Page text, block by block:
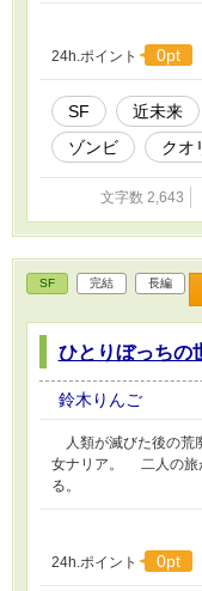
24h.ポイント 0pt
SF 近未来
ゾンビ
クオ
文字数 2,643
SF 完結 長編
ひとりぼっちの
鈴木りんご
人類が滅びた後の荒
女ナリア。 二人の旅
る。
24h.ポイント 0pt